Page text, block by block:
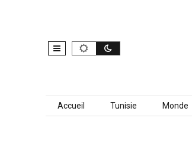
Skip to content
Accueil Tunisie Monde